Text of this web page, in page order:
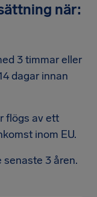
när:
3 timmar eller
dagar innan
flögs av ett
inom EU.
senaste 3 åren.